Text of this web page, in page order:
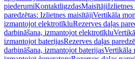
piederumiKontaktligzdasMaisītājiIzlietnes
paredzētas: Izlietnes maisītājiVertikāla
izmantojot elektrotīkluRezerves daļas
darbināšana, izmantojot elektrotīklu
izmantojot baterijasRezerves daļas
darbināšana, izmantojot baterijasVertikāla